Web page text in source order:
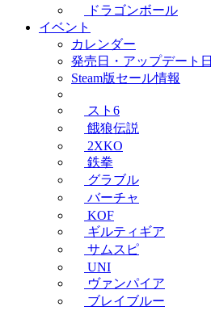
ドラゴンボール
イベント
カレンダー
発売日・アップデート日
Steam版セール情報
スト6
餓狼伝説
2XKO
鉄拳
グラブル
バーチャ
KOF
ギルティギア
サムスピ
UNI
ヴァンパイア
ブレイブルー